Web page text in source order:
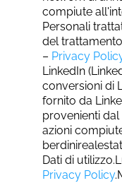
compiute
Personali
del
– Privacy
LinkedIn
conversioni di
fornito da
provenienti
azioni
Dati di
Privacy Policy